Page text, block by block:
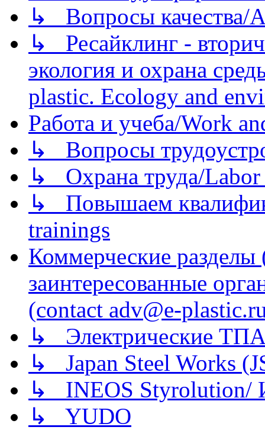
↳ Вопросы качества/
↳ Ресайклинг -
экология и охрана
plastic. Ecology and
Работа и учеба/Work
↳ Вопросы
↳ Охрана труда/Labor
↳ Повышаем
trainings
Коммерческие
заинтересованные
(contact adv@e-
↳ Электрические
↳ Japan Steel Works
↳ INEOS
↳ YUDO